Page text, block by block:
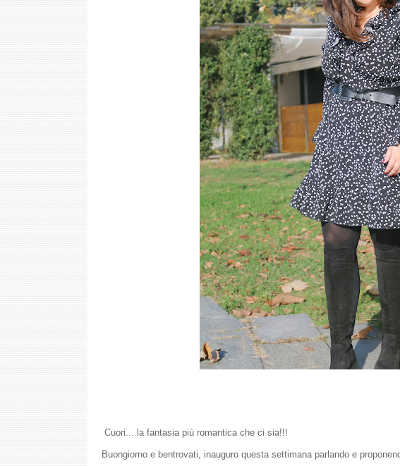
Cuori....la fantasia più romantica che ci sia!!!
Buongiorno e bentrovati, inauguro questa settimana parlando e